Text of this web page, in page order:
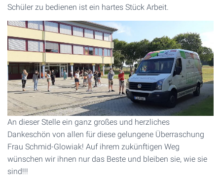
Schüler zu bedienen ist ein hartes Stück Arbeit.
An dieser Stelle ein ganz großes und herzliches
Dankeschön von allen für diese gelungene Überraschung
Frau Schmid-Glowiak! Auf ihrem zukünftigen Weg
wünschen wir ihnen nur das Beste und bleiben sie, wie sie
sind!!!